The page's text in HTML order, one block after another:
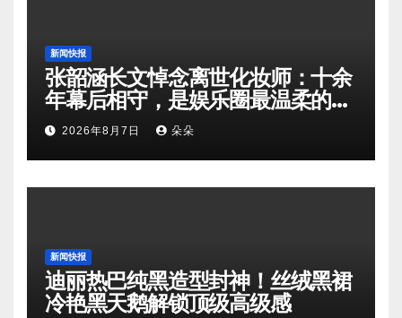
新闻快报
张韶涵长文悼念离世化妆师：十余
年幕后相守，是娱乐圈最温柔的双
向奔赴
2026年8月7日 朵朵
新闻快报
迪丽热巴纯黑造型封神！丝绒黑裙
冷艳黑天鹅解锁顶级高级感